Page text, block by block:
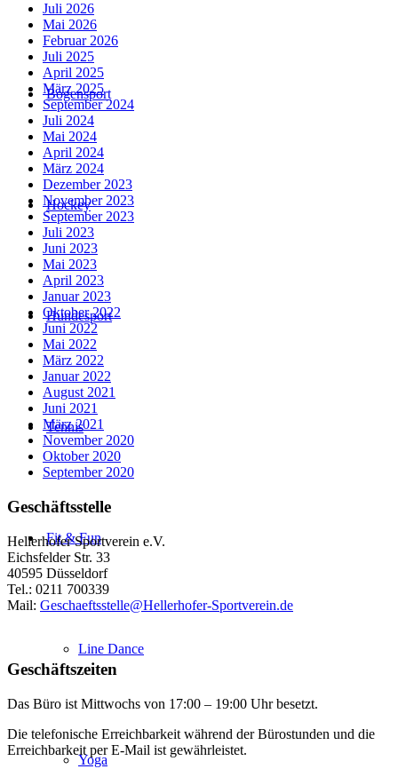
Bogensport
Hockey
Hundesport
Tennis
Fit & Fun
Line Dance
Yoga
Juli 2026
Mai 2026
Februar 2026
Juli 2025
April 2025
März 2025
September 2024
Juli 2024
Mai 2024
April 2024
März 2024
Dezember 2023
November 2023
September 2023
Juli 2023
Juni 2023
Mai 2023
April 2023
Januar 2023
Oktober 2022
Juni 2022
Mai 2022
März 2022
Januar 2022
August 2021
Juni 2021
März 2021
November 2020
Oktober 2020
September 2020
Geschäftsstelle
Hellerhofer Sportverein e.V.
Eichsfelder Str. 33
40595 Düsseldorf
Tel.: 0211 700339
Mail: Geschaeftsstelle@Hellerhofer-Sportverein.de
Geschäftszeiten
Das Büro ist Mittwochs von 17:00 – 19:00 Uhr besetzt.
Die telefonische Erreichbarkeit während der Bürostunden und die
Erreichbarkeit per E-Mail ist gewährleistet.